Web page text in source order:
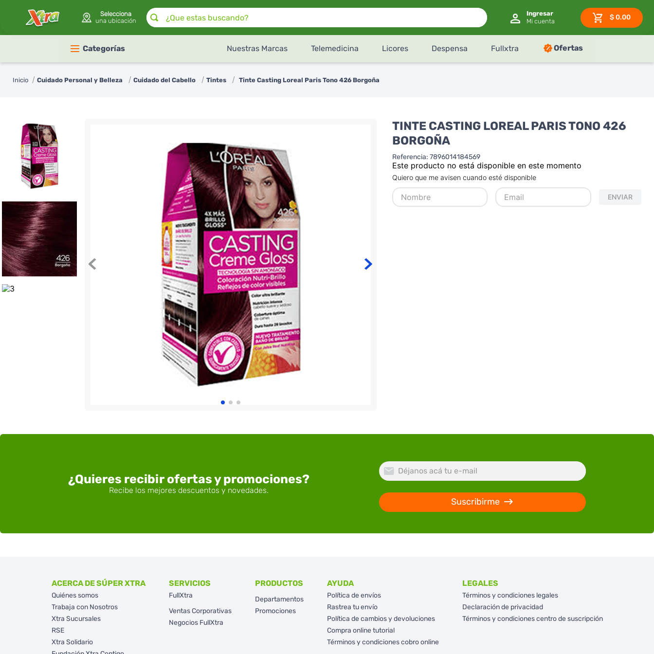
Selecciona
una ubicación
¿Cómo te gustaría recibir
tu pedido de SúperXtra?
¿Que estas buscando?
$0.00
Categorías Nuestras Marcas Telemedicina Licores Despensa Fullxtra Ofertas
Cuidado Personal y Belleza Cuidado del Cabello Tintes Tinte Casting Loreal Paris Tono 426 Borgoña
TINTE CASTING LOREAL PARIS TONO 426
BORGOÑA
Referencia: 7896014184569
Este producto no está disponible en este momento
Quiero que me avisen cuando esté disponible
ENVIAR
¿Quieres recibir ofertas y promociones?
Suscribirme
ACERCA DE SÚPER XTRA
Quiénes somos
Trabaja con Nosotros
Xtra Sucursales
RSE
Xtra Solidario
SERVICIOS
FullXtra
Ventas Corporativas
Negocios FullXtra
PRODUCTOS
Departamentos
Promociones
AYUDA
Política de envíos
Rastrea tu envío
Política de cambios y devoluciones
Compra online tutorial
Términos y condiciones cobro online
LEGALES
Términos y condiciones legales
Declaración de privacidad
Términos y condiciones centro de suscripción